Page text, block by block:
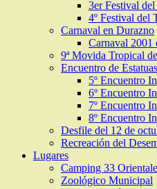
3er Festival
4º Festival del
Carnaval en Durazno
Carnaval 2001
9ª Movida Tropical
Encuentro de
5º Encuentro
6º Encuentro
7º Encuentro
8º Encuentro
Desfile del 12 de
Recreación del
Lugares
Camping 33
Zoológico Municipal